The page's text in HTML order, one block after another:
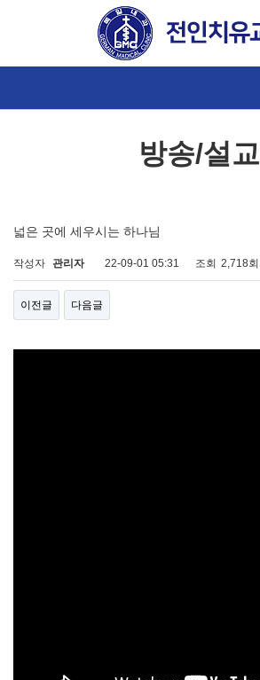
방송/설교
넓은 곳에 세우시는 하나님
작성자 관리자 22-09-01 05:31 조회 2,718회
이전글 다음글